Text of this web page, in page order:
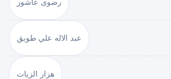
عبد الاله علي طويق
هزار الزيات